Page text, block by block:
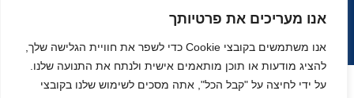
אנו מעריכים את פרטיותך
אנו משתמשים בקובצי Cookie כדי לשפר את חוויית הגלישה שלך,
להציג מודעות או תוכן מותאמים אישית ולנתח את התנועה שלנו.
על ידי לחיצה על "קבל הכל", אתה מסכים לשימוש שלנו בקובצי
הצהרת נגישות